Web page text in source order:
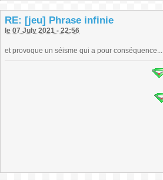
RE: [jeu] Phrase infinie
le 07 July 2021 - 22:56
et provoque un séisme qui a pour conséquence...